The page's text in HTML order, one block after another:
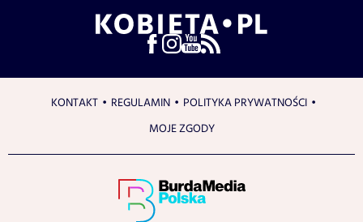
KONTAKT REGULAMIN
POLITYKA PRYWATNOŚCI
MOJE ZGODY